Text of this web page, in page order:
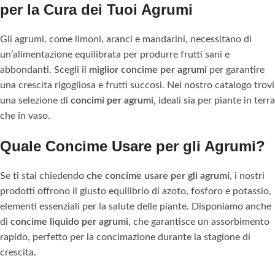
per la Cura dei Tuoi Agrumi
Gli agrumi, come limoni, aranci e mandarini, necessitano di
un’alimentazione equilibrata per produrre frutti sani e
abbondanti. Scegli il miglior concime per agrumi per garantire
una crescita rigogliosa e frutti succosi. Nel nostro catalogo trovi
una selezione di concimi per agrumi, ideali sia per piante in terra
che in vaso.
Quale Concime Usare per gli Agrumi?
Se ti stai chiedendo che concime usare per gli agrumi, i nostri
prodotti offrono il giusto equilibrio di azoto, fosforo e potassio,
elementi essenziali per la salute delle piante. Disponiamo anche
di concime liquido per agrumi, che garantisce un assorbimento
rapido, perfetto per la concimazione durante la stagione di
crescita.